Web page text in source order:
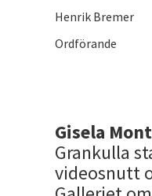
Henrik Bremer
Ordförande
Gisela
Grankulla
videosnutt